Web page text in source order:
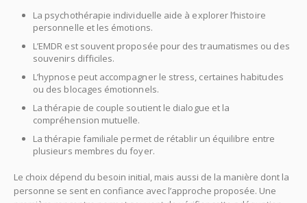
La psychothérapie individuelle aide à explorer l’histoire
personnelle et les émotions.
L’EMDR est souvent proposée pour des traumatismes ou des
souvenirs difficiles.
L’hypnose peut accompagner le stress, certaines habitudes
ou des blocages émotionnels.
La thérapie de couple soutient le dialogue et la
compréhension mutuelle.
La thérapie familiale permet de rétablir un équilibre entre
plusieurs membres du foyer.
Le choix dépend du besoin initial, mais aussi de la manière dont la
personne se sent en confiance avec l’approche proposée. Une